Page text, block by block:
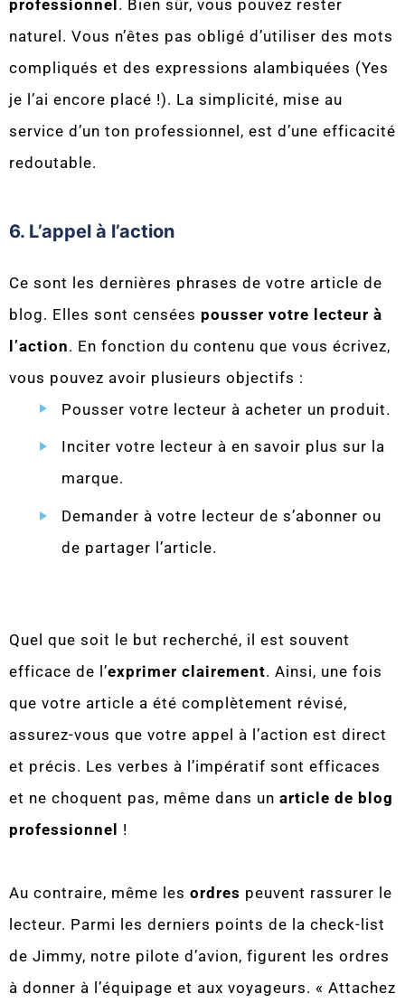
professionnel . Bien sûr, vous pouvez rester
naturel. Vous n’êtes pas obligé d’utiliser des mots
compliqués et des expressions alambiquées (Yes
je l’ai encore placé !). La simplicité, mise au
service d’un ton professionnel, est d’une efficacité
redoutable.
6. L’appel à l’action
Ce sont les dernières phrases de votre article de
blog. Elles sont censées pousser votre lecteur à
l’action. En fonction du contenu que vous écrivez,
vous pouvez avoir plusieurs objectifs :
Pousser votre lecteur à acheter un produit.
Inciter votre lecteur à en savoir plus sur la
marque.
Demander à votre lecteur de s’abonner ou
de partager l’article.
Quel que soit le but recherché, il est souvent
efficace de l’exprimer clairement. Ainsi, une fois
que votre article a été complètement révisé,
assurez-vous que votre appel à l’action est direct
et précis. Les verbes à l’impératif sont efficaces
et ne choquent pas, même dans un article de blog
professionnel
!
Au contraire, même les ordres peuvent rassurer le
lecteur. Parmi les derniers points de la check-list
de Jimmy, notre pilote d’avion, figurent les ordres
à donner à l’équipage et aux voyageurs. « Attachez